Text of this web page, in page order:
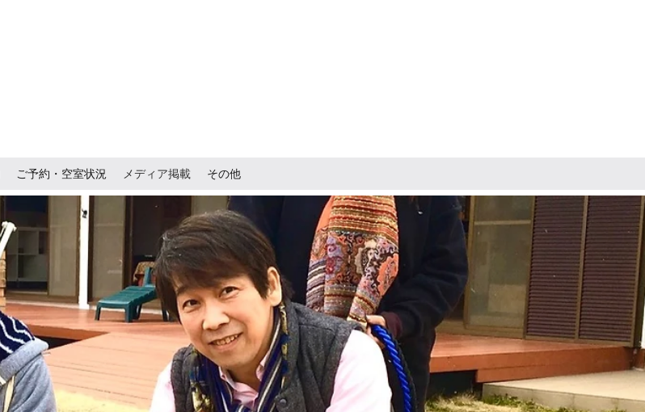
ご予約・空室状況 メディア掲載 その他